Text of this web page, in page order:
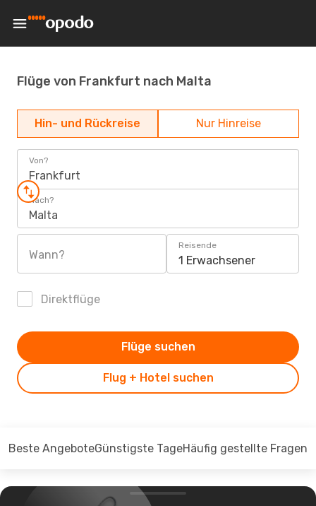
Flüge von Frankfurt nach Malta
Hin- und Rückreise Nur Hinreise
Von?
Frankfurt
Nach?
Malta
Wann?
Reisende
1 Erwachsener
Direktflüge
Flug + Hotel suchen
Flüge suchen
Beste AngeboteGünstigste TageHäufig gestellte Fragen